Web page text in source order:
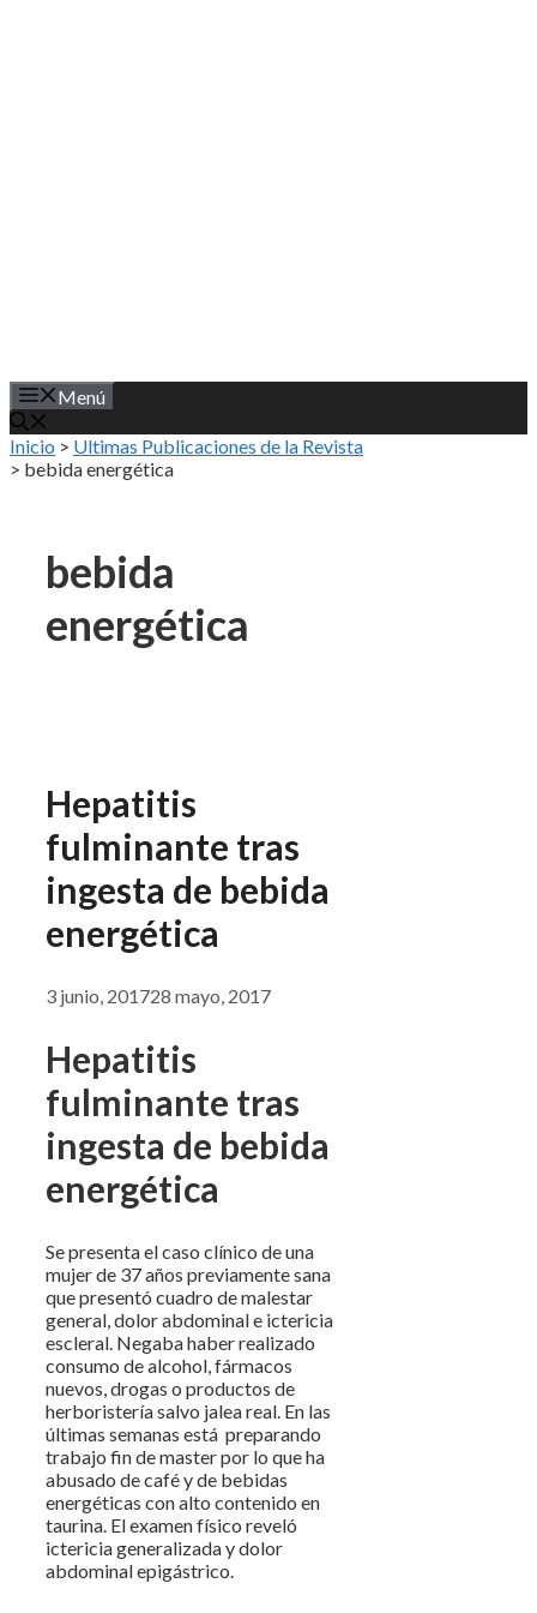
Menú
Inicio > Ultimas Publicaciones de la Revista
> bebida energética
bebida
energética
Hepatitis
fulminante tras
ingesta de bebida
energética
3 junio, 201728 mayo, 2017
Hepatitis
fulminante tras
ingesta de bebida
energética
Se presenta el caso clínico de una
mujer de 37 años previamente sana
que presentó cuadro de malestar
general, dolor abdominal e ictericia
escleral. Negaba haber realizado
consumo de alcohol, fármacos
nuevos, drogas o productos de
herboristería salvo jalea real. En las
últimas semanas está preparando
trabajo fin de master por lo que ha
abusado de café y de bebidas
energéticas con alto contenido en
taurina. El examen físico reveló
ictericia generalizada y dolor
abdominal epigástrico.